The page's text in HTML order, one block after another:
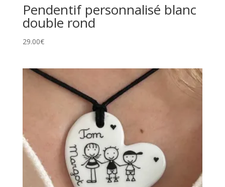
Pendentif personnalisé blanc
double rond
29.00€